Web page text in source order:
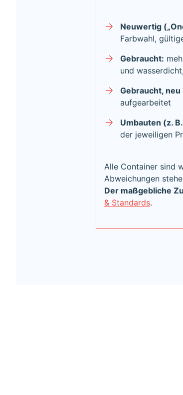
Neuwertig
Farbwahl,
Gebraucht:
und
Gebraucht,
aufgearbeitet
Umbauten (z.
der jeweiligen
Alle Container sind
Abweichungen
Der maßgebliche
& Standards.